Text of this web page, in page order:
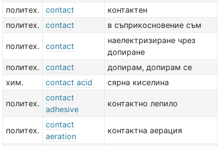
политех.
contact
контактен
политех.
contact в съприкосновение съм
политех. contact
наелектризиране чрез
допиране
политех.
contact
допирам, допирам се
хим.
contact acid сярна киселина
политех.
contact
adhesive
контактно лепило
политех.
contact
aeration
контактна аерация